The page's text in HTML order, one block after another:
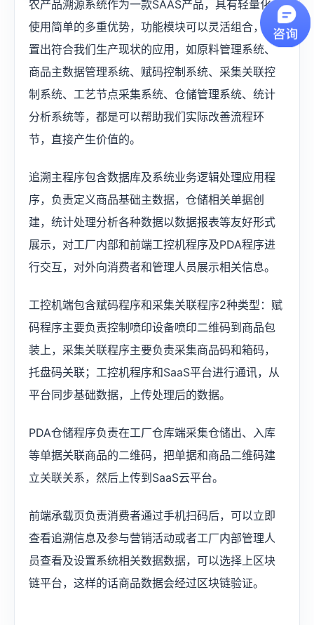
农产品溯源系统作为一款SAAS产品，具有轻量化、
使用简单的多重优势，功能模块可以灵活组合，配
置出符合我们生产现状的应用，如原料管理系统、
商品主数据管理系统、赋码控制系统、采集关联控
制系统、工艺节点采集系统、仓储管理系统、统计
分析系统等，都是可以帮助我们实际改善流程环
节，直接产生价值的。
追溯主程序包含数据库及系统业务逻辑处理应用程
序，负责定义商品基础主数据，仓储相关单据创
建，统计处理分析各种数据以数据报表等友好形式
展示，对工厂内部和前端工控机程序及PDA程序进
行交互，对外向消费者和管理人员展示相关信息。
工控机端包含赋码程序和采集关联程序2种类型：赋
码程序主要负责控制喷印设备喷印二维码到商品包
装上，采集关联程序主要负责采集商品码和箱码，
托盘码关联；工控机程序和SaaS平台进行通讯，从
平台同步基础数据，上传处理后的数据。
PDA仓储程序负责在工厂仓库端采集仓储出、入库
等单据关联商品的二维码，把单据和商品二维码建
立关联关系，然后上传到SaaS云平台。
前端承载页负责消费者通过手机扫码后，可以立即
查看追溯信息及参与营销活动或者工厂内部管理人
员查看及设置系统相关数据数据，可以选择上区块
链平台，这样的话商品数据会经过区块链验证。